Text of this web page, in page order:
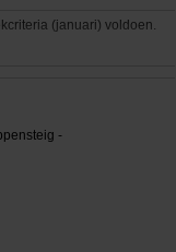
(januari) voldoen.